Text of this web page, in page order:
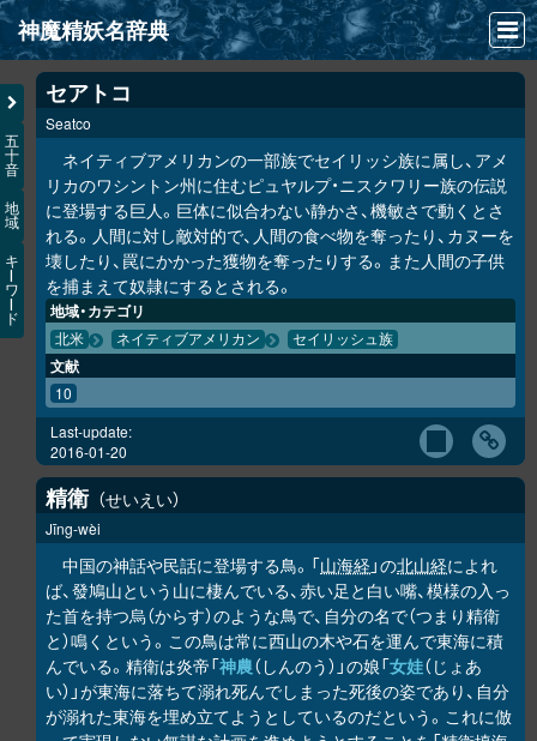
神魔精妖名辞典
NEWS
INFO
文献
検索
凖項目
画像資料便覧
LINK
五
十
音
地
域
キ
ワ
ド
セアトコ
Seatco
ネイティブアメリカンの一部族でセイリッシ族に属し、アメ
リカのワシントン州に住むピュヤルプ・ニスクワリー族の伝説
に登場する巨人。巨体に似合わない静かさ、機敏さで動くとさ
れる。人間に対し敵対的で、人間の食べ物を奪ったり、カヌーを
壊したり、罠にかかった獲物を奪ったりする。また人間の子供
を捕まえて奴隷にするとされる。
地域・カテゴリ
北米 ネイティブアメリカン セイリッシュ族
文献
10
Last-update:
2016-01-20
精衛 せいえい
Jīng-wèi
中国の神話や民話に登場する鳥。「山海経 」の北山経によれ
ば、發鳩山という山に棲んでいる、赤い足と白い嘴、模様の入っ
た首を持つ烏（からす）のような鳥で、自分の名で（つまり精衛
と）鳴くという。この鳥は常に西山の木や石を運んで東海に積
んでいる。精衛は炎帝「神農（しんのう）」の娘「女娃（じょあ
い）」が東海に落ちて溺れ死んでしまった死後の姿であり、自分
が溺れた東海を埋め立てようとしているのだという。これに倣